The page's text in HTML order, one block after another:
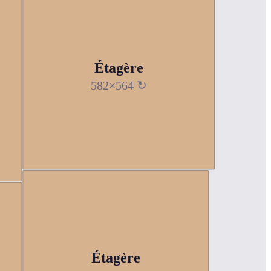
Étagère
582×564 ↻
Étagère